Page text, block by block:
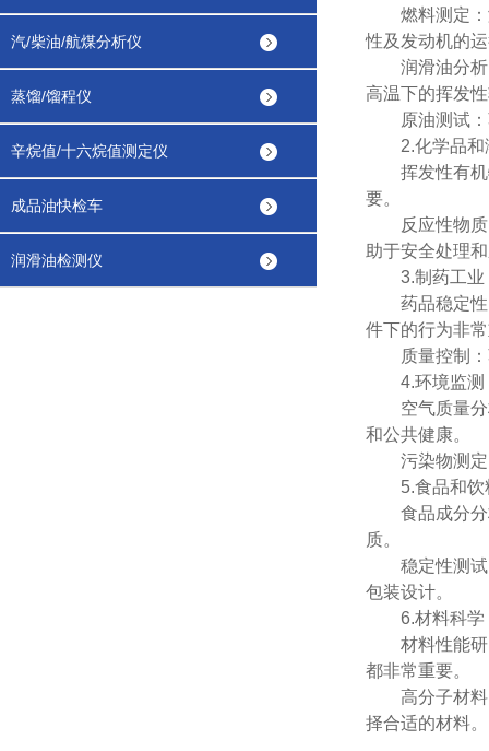
汽/柴油/航煤分析仪
蒸馏/馏程仪
辛烷值/十六烷值测定仪
成品油快检车
润滑油检测仪
燃料测定：测
性及发动机的
润滑油分析：
高温下的挥发
原油测试：蒸
2.化学品和
挥发性有机物
要。
反应性物质：
助于安全处理
3.制药工业
药品稳定性：
件下的行为非
质量控制：蒸
4.环境监测
空气质量分析
和公共健康。
污染物测定：
5.食品和饮
食品成分分析
质。
稳定性测试：
包装设计。
6.材料科学
材料性能研究
都非常重要。
高分子材料：
择合适的材料。